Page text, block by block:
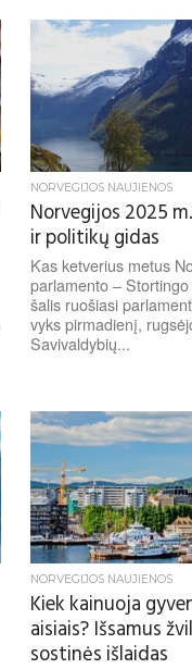
NORVEGIJOS NAUJIENOS
Norvegijos 2025
ir politikų gidas
Kas ketverius metus
parlamento –
šalis ruošiasi
vyks pirmadienį,
Savivaldybių...
NORVEGIJOS NAUJIENOS
Kiek kainuoja
aisiais? Išsamus
sostinės išlaidas